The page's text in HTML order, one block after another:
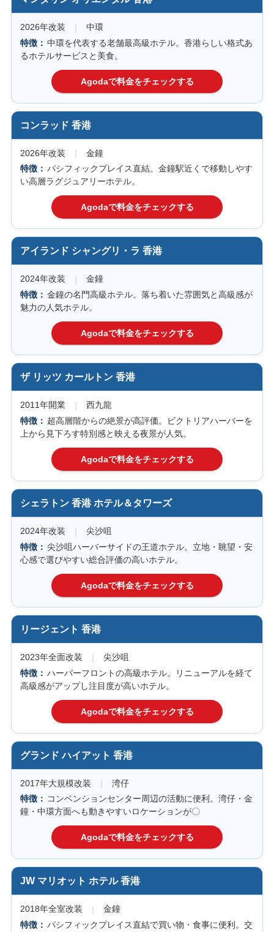
2026年改装
中環
中環を代表する老舗最高級ホテル。香港らしい格式あ
るホテルサービスと美食。
コンラッド 香港
2026年改装
金鐘
パシフィックプレイス直結。金鐘駅近くで移動しやす
い高層ラグジュアリーホテル。
アイランド シャングリ・ラ 香港
2024年改装
金鐘
金鐘の名門高級ホテル。落ち着いた雰囲気と高級感が
魅力の人気ホテル。
ザ リッツ カールトン 香港
2011年開業
西九龍
超高層階からの絶景が高評価。ビクトリアハーバーを
上から見下ろす特別感と映える夜景が人気。
シェラトン 香港 ホテル＆タワーズ
2024年改装
尖沙咀
尖沙咀ハーバーサイドの王道ホテル。立地・眺望・安
心感で選びやすい総合評価の高いホテル。
リージェント 香港
2023年全面改装
尖沙咀
ハーバーフロントの高級ホテル。リニューアルを経て
高級感がアップし注目度が高いホテル。
グランド ハイアット 香港
2017年大規模改装
湾仔
コンベンションセンター周辺の活動に便利。湾仔・金
鐘・中環方面へも動きやすいロケーションが〇
JW マリオット ホテル 香港
2018年全室改装
金鐘
パシフィックプレイス直結で買い物・食事に便利。交